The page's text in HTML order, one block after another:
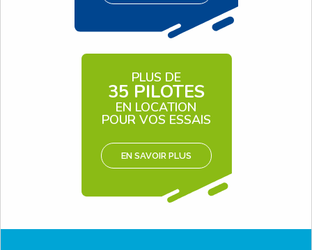
PLUS DE
35 PILOTES
EN LOCATION
POUR VOS ESSAIS
EN SAVOIR PLUS